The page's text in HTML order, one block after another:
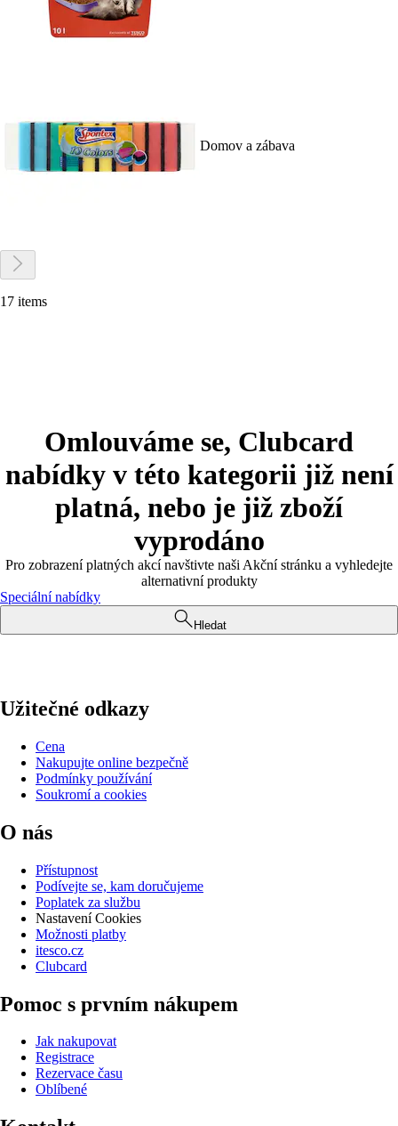
Domov a zábava
17 items
Omlouváme se, Clubcard
nabídky v této kategorii již není
platná, nebo je již zboží
vyprodáno
Pro zobrazení platných akcí navštivte naši Akční stránku a vyhledejte
alternativní produkty
Speciální nabídky
Hledat
Užitečné odkazy
Cena
Nakupujte online bezpečně
Podmínky používání
Soukromí a cookies
O nás
Přístupnost
Podívejte se, kam doručujeme
Poplatek za službu
Nastavení Cookies
Možnosti platby
itesco.cz
Clubcard
Pomoc s prvním nákupem
Jak nakupovat
Registrace
Rezervace času
Oblíbené